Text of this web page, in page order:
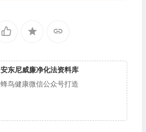
安东尼威廉净化法资料库
蜂鸟健康微信公众号打造